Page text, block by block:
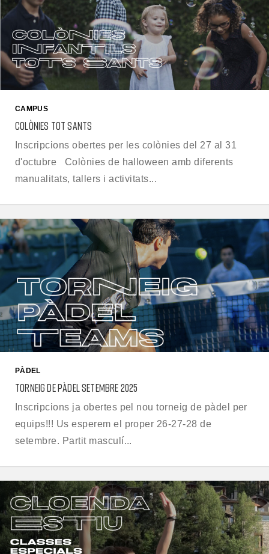
CAMPUS
COLÒNIES TOT SANTS
Inscripcions obertes per les colònies del 27 al 31
d'octubre Colònies de halloween amb diferents
manualitats, tallers i activitats...
PÀDEL
TORNEIG DE PÀDEL SETEMBRE 2025
Inscripcions ja obertes pel nou torneig de pàdel per
equips!!! Us esperem el proper 26-27-28 de
setembre. Partit masculí...